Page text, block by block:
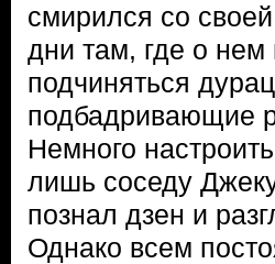
смирился со
дни там, где о
подчиняться
подбадривающие
Немного
лишь соседу
познал дзен и
Однако всем